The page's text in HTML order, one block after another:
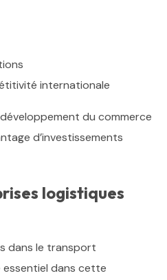
internationale
du commerce
d’investissements
logistiques
dans le transport
dans cette